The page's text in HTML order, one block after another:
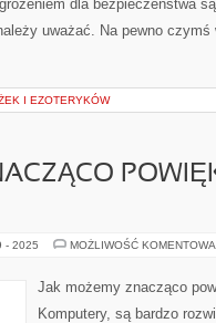
dla bezpieczeństwa
uważać. Na pewno
I EZOTERYKÓW
- 2025 MOŻLIWOŚĆ
Jak możemy znacząco
Komputery, są bardzo